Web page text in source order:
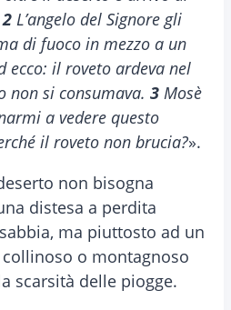
2 L’angelo del Signore gli
di fuoco in mezzo a un
ecco: il roveto ardeva nel
non si consumava. 3 Mosè
a vedere questo
il roveto non brucia?».
non bisogna
distesa a perdita
ma piuttosto ad un
o montagnoso
scarsità delle piogge.